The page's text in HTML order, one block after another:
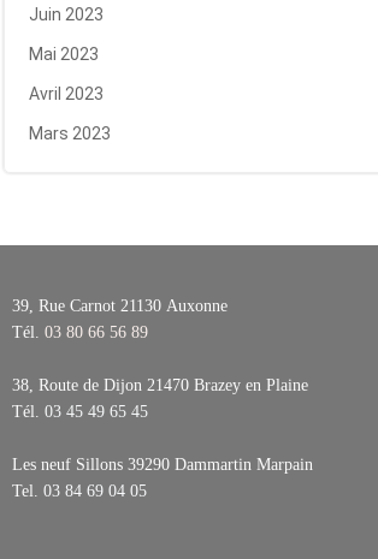
Juin 2023
Mai 2023
Avril 2023
Mars 2023
39, Rue Carnot 21130 Auxonne
Tél. 03 80 66 56 89
38, Route de Dijon 21470 Brazey en Plaine
Tél. 03 45 49 65 45
Les neuf Sillons 39290 Dammartin Marpain
Tel. 03 84 69 04 05